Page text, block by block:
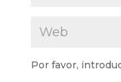
Por favor,